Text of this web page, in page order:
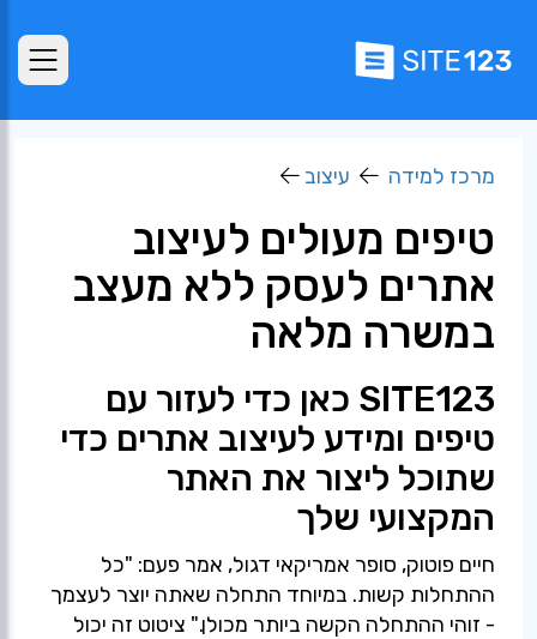
מרכז למידה עיצוב
טיפים מעולים לעיצוב
אתרים לעסק ללא מעצב
במשרה מלאה
SITE123 כאן כדי לעזור עם
טיפים ומידע לעיצוב אתרים כדי
שתוכל ליצור את האתר
המקצועי שלך
חיים פוטוק, סופר אמריקאי דגול, אמר פעם: "כל
ההתחלות קשות. במיוחד התחלה שאתה יוצר לעצמך
- זוהי ההתחלה הקשה ביותר מכולן." ציטוט זה יכול